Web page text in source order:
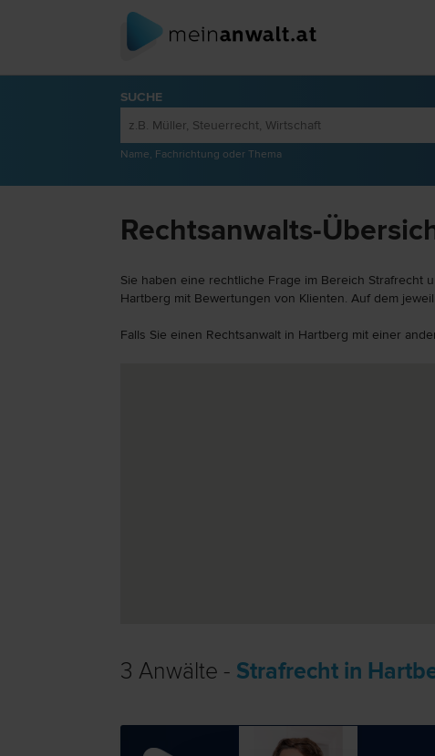
SUCHE
Name, Fachrichtung oder Thema
Rechtsanwalts-
Sie haben eine rechtliche Frage im Bereich Strafrecht
Hartberg mit Bewertungen von Klienten. Auf dem
Falls Sie einen Rechtsanwalt in Hartberg mit einer
3 Anwälte - Strafrecht in